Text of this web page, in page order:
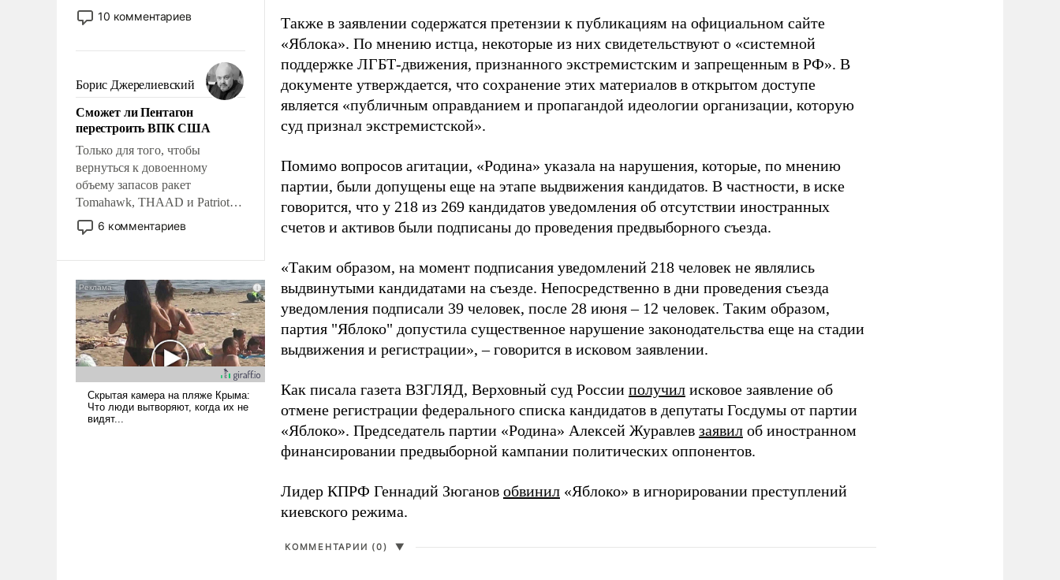
постепенно вытесняя и
отменяя традиционное
мужественным и твердым под
ударами судьбы, брать на себя
ответственность, помогать
слабым, идти вперед и
адаптироваться.
10 комментариев
Борис Джерелиевский
Сможет ли Пентагон
перестроить ВПК США
Только для того, чтобы
вернуться к довоенному
объему запасов ракет
Tomahawk, THAAD и Patriot
США потребуется более трех
лет. Даже небольшая война с
Сложившаяся ситуация
означает многолетний период
уязвимости США, например,
перед Китаем.
6 комментариев
Также в заявлении содержатся претензии к публикациям на официальном сайте
«Яблока». По мнению истца, некоторые из них свидетельствуют о «системной
поддержке ЛГБТ-движения, признанного экстремистским и запрещенным в РФ». В
документе утверждается, что сохранение этих материалов в открытом доступе
является «публичным оправданием и пропагандой идеологии организации, которую
суд признал экстремистской».
Помимо вопросов агитации, «Родина» указала на нарушения, которые, по мнению
партии, были допущены еще на этапе выдвижения кандидатов. В частности, в иске
говорится, что у 218 из 269 кандидатов уведомления об отсутствии иностранных
счетов и активов были подписаны до проведения предвыборного съезда.
«Таким образом, на момент подписания уведомлений 218 человек не являлись
выдвинутыми кандидатами на съезде. Непосредственно в дни проведения съезда
уведомления подписали 39 человек, после 28 июня – 12 человек. Таким образом,
партия "Яблоко" допустила существенное нарушение законодательства еще на стадии
выдвижения и регистрации», – говорится в исковом заявлении.
Как писала газета ВЗГЛЯД, Верховный суд России получил исковое заявление об
отмене регистрации федерального списка кандидатов в депутаты Госдумы от партии
«Яблоко». Председатель партии «Родина» Алексей Журавлев заявил об иностранном
финансировании предвыборной кампании политических оппонентов.
Лидер КПРФ Геннадий Зюганов обвинил «Яблоко» в игнорировании преступлений
киевского режима.
КОММЕНТАРИИ (0) ▼